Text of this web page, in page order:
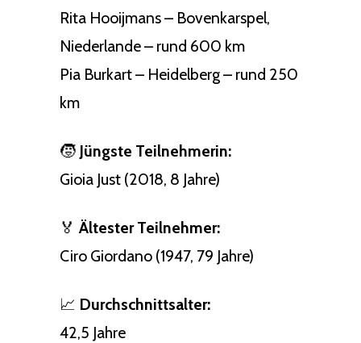
Rita Hooijmans – Bovenkarspel,
Niederlande – rund 600 km
Pia Burkart – Heidelberg – rund 250
km
🧒 Jüngste Teilnehmerin:
Gioia Just (2018, 8 Jahre)
🏅 Ältester Teilnehmer:
Ciro Giordano (1947, 79 Jahre)
📈 Durchschnittsalter:
42,5 Jahre